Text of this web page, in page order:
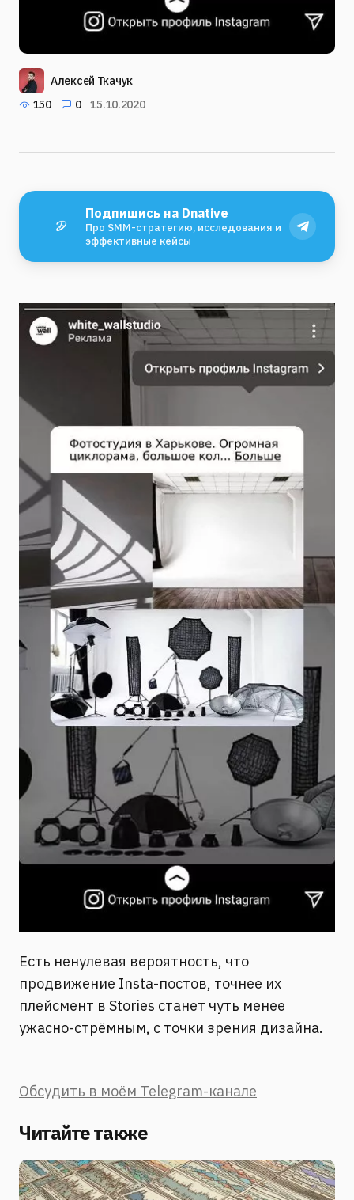
Алексей Ткачук
150
0 15.10.2020
Подпишись на Dnative
Про SMM-стратегию, исследования и
эффективные кейсы
Есть ненулевая вероятность, что
продвижение Insta-постов, точнее их
плейсмент в Stories станет чуть менее
ужасно-стрёмным, с точки зрения дизайна.
Обсудить в моём Telegram-канале
Читайте также